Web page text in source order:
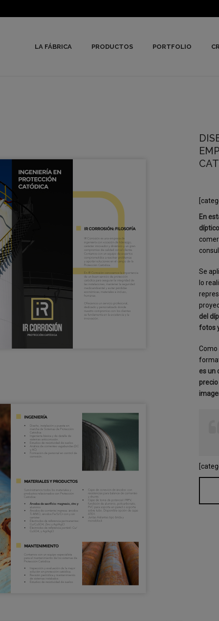
LA FÁBRICA PRODUCTOS PORTFOLIO
En
Se
lo
del
fotos
es un